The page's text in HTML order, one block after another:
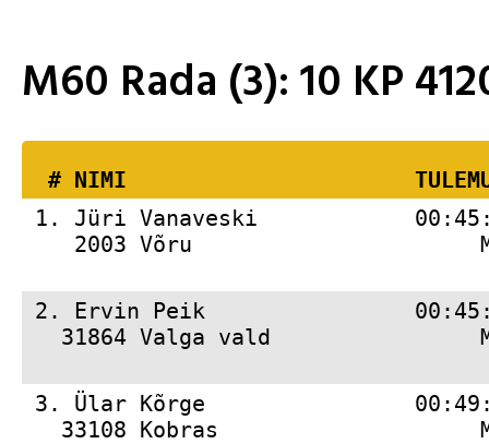
M60 Rada (3): 10 KP
  #
NIMI
1. Jüri Vanaveski
2003 Võru
2. Ervin Peik
31864 Valga vald
3. Ülar Kõrge
33108 Kobras